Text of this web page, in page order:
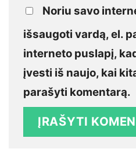
Noriu savo
išsaugoti vardą, el.
interneto puslapį,
įvesti iš naujo, kai
parašyti komentarą.